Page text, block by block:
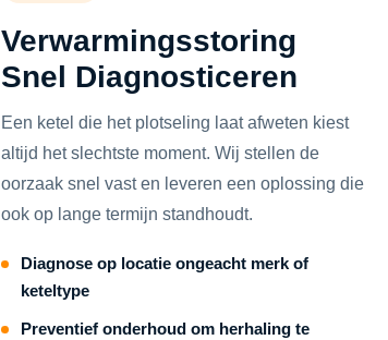
Verwarmingsstoring
Snel Diagnosticeren
Een ketel die het plotseling laat afweten kiest
altijd het slechtste moment. Wij stellen de
oorzaak snel vast en leveren een oplossing die
ook op lange termijn standhoudt.
Diagnose op locatie ongeacht merk of
keteltype
Preventief onderhoud om herhaling te